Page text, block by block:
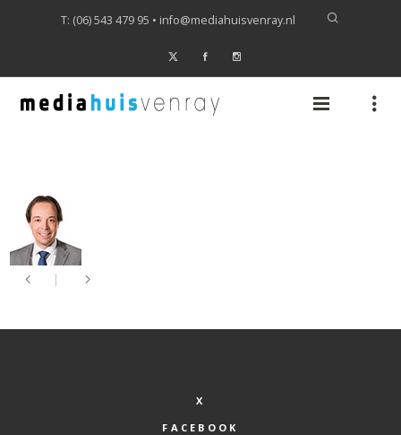
T: (06) 543 479 95 • info@mediahuisvenray.nl
X
FACEBOOK